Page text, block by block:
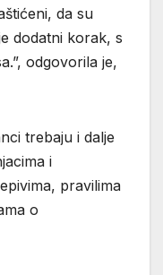
da su
dodatni korak, s
odgovorila je,
trebaju i dalje
i
pravilima
o